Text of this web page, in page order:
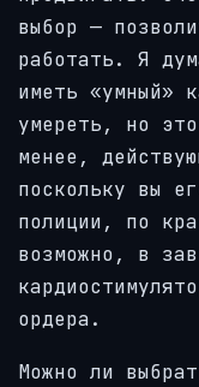
выбор —
работать. Я
иметь «умный»
умереть, но
менее,
поскольку вы
полиции, по
возможно, в
ордера.
Можно ли